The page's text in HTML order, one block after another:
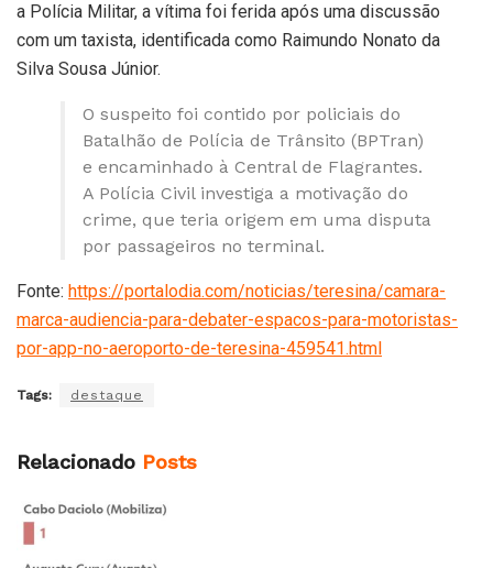
a Polícia Militar, a vítima foi ferida após uma discussão
com um taxista, identificada como Raimundo Nonato da
Silva Sousa Júnior.
O suspeito foi contido por policiais do
Batalhão de Polícia de Trânsito (BPTran)
e encaminhado à Central de Flagrantes.
A Polícia Civil investiga a motivação do
crime, que teria origem em uma disputa
por passageiros no terminal.
Fonte: https://portalodia.com/noticias/teresina/camara-
marca-audiencia-para-debater-espacos-para-motoristas-
por-app-no-aeroporto-de-teresina-459541.html
Tags: destaque
Relacionado Posts